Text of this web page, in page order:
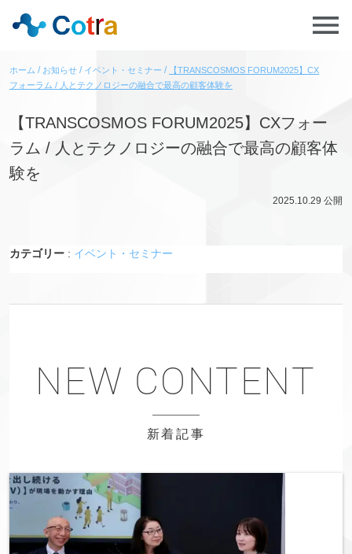
ホーム お知らせ イベント・セミナー
【TRANSCOSMOS FORUM2025】CX
フォーラム / 人とテクノロジーの融合で最高の顧客体験を
【TRANSCOSMOS FORUM2025】CXフォー
ラム / 人とテクノロジーの融合で最高の顧客体
験を
2025.10.29 公開
カテゴリー : イベント・セミナー
新着記事